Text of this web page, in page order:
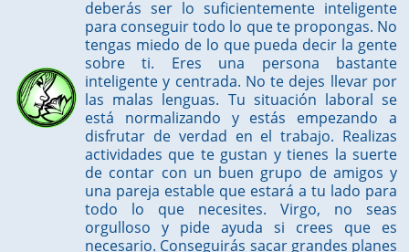
deberás ser lo suficientemente inteligente
para conseguir todo lo que te propongas. No
tengas miedo de lo que pueda decir la gente
sobre ti. Eres una persona bastante
inteligente y centrada. No te dejes llevar por
las malas lenguas. Tu situación laboral se
está normalizando y estás empezando a
disfrutar de verdad en el trabajo. Realizas
actividades que te gustan y tienes la suerte
de contar con un buen grupo de amigos y
una pareja estable que estará a tu lado para
todo lo que necesites. Virgo, no seas
orgulloso y pide ayuda si crees que es
necesario. Conseguirás sacar grandes planes